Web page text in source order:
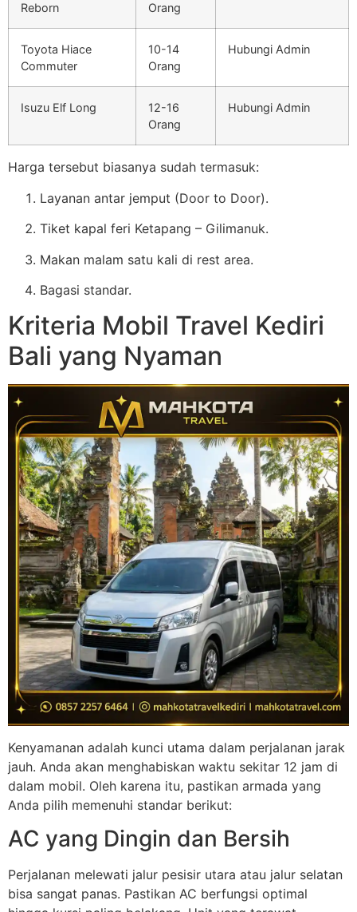
Reborn
Orang
Toyota Hiace
Commuter
10-14
Orang
Hubungi Admin
Isuzu Elf Long
12-16
Orang
Hubungi Admin
Harga tersebut biasanya sudah termasuk:
Layanan antar jemput (Door to Door).
Tiket kapal feri Ketapang – Gilimanuk.
Makan malam satu kali di rest area.
Bagasi standar.
Kriteria Mobil Travel Kediri
Bali yang Nyaman
Kenyamanan adalah kunci utama dalam perjalanan jarak
jauh. Anda akan menghabiskan waktu sekitar 12 jam di
dalam mobil. Oleh karena itu, pastikan armada yang
Anda pilih memenuhi standar berikut:
AC yang Dingin dan Bersih
Perjalanan melewati jalur pesisir utara atau jalur selatan
bisa sangat panas. Pastikan AC berfungsi optimal